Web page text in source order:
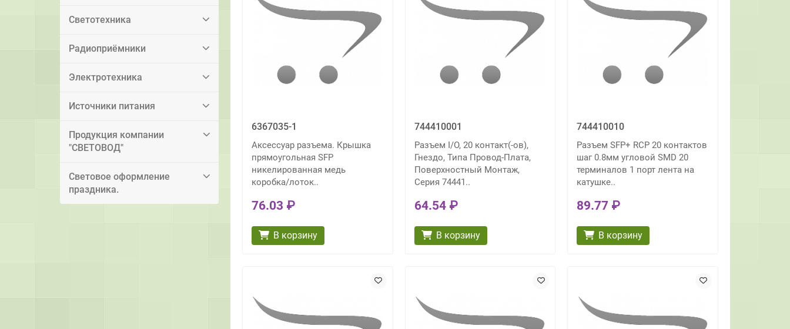
Светотехника
Радиоприёмники
Электротехника
Источники питания
Продукция компании
"СВЕТОВОД"
Световое оформление
праздника.
6367035-1
Аксессуар разъема. Крышка
прямоугольная SFP
никелированная медь
коробка/лоток..
76.03 ₽
В корзину
744410001
Разъем I/O, 20 контакт(-ов),
Гнездо, Типа Провод-Плата,
Поверхностный Монтаж,
Серия 74441..
64.54 ₽
В корзину
744410010
Разъем SFP+ RCP 20 контактов
шаг 0.8мм угловой SMD 20
терминалов 1 порт лента на
катушке..
89.77 ₽
В корзину